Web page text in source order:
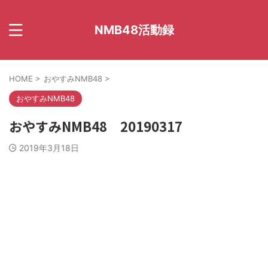
NMB48活動録
HOME > おやすみNMB48 >
おやすみNMB48
おやすみNMB48 20190317
2019年3月18日